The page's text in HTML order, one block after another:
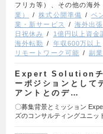
フリカ等）、その他の海外
業）
株式公開準備 ベ
業・新サービス
海外出張
日祝休み
1億円以上資金
海外転勤
年収600万以上
リモートワーク可能
副
Expert Solutionチ
ーポジションとして
アントとのデ…
〇募集背景とミッション
ズのコンサルティングユニッ